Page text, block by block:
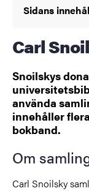
Sidans
Carl
Snoilskys
använda
innehåller
bokband.
Om
Carl Snoilsky